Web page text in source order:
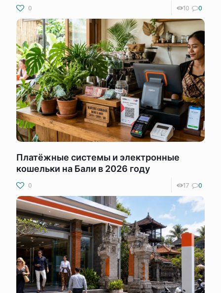
0 10 0
Платёжные системы и электронные
кошельки на Бали в 2026 году
0 17 0